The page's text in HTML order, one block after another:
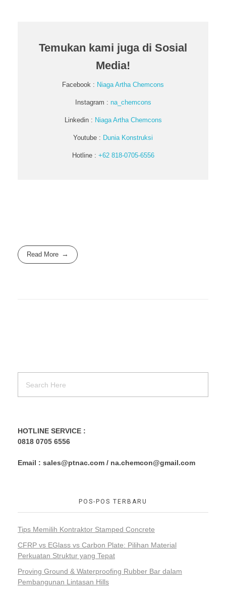
Temukan kami juga di Sosial
Media!
Facebook : Niaga Artha Chemcons
Instagram : na_chemcons
Linkedin : Niaga Artha Chemcons
Youtube : Dunia Konstruksi
Hotline : +62 818-0705-6556
Read More
HOTLINE SERVICE :
0818 0705 6556
Email : sales@ptnac.com / na.chemcon@gmail.com
POS-POS TERBARU
Tips Memilih Kontraktor Stamped Concrete
CFRP vs EGlass vs Carbon Plate: Pilihan Material
Perkuatan Struktur yang Tepat
Proving Ground & Waterproofing Rubber Bar dalam
Pembangunan Lintasan Hills